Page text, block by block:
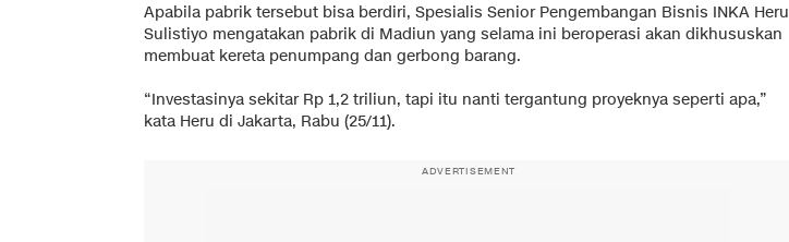
Apabila pabrik tersebut bisa berdiri, Spesialis Senior Pengembangan Bisnis INKA Heru
Sulistiyo mengatakan pabrik di Madiun yang selama ini beroperasi akan dikhususkan
membuat kereta penumpang dan gerbong barang.
“Investasinya sekitar Rp 1,2 triliun, tapi itu nanti tergantung proyeknya seperti apa,”
kata Heru di Jakarta, Rabu (25/11).
ADVERTISEMENT